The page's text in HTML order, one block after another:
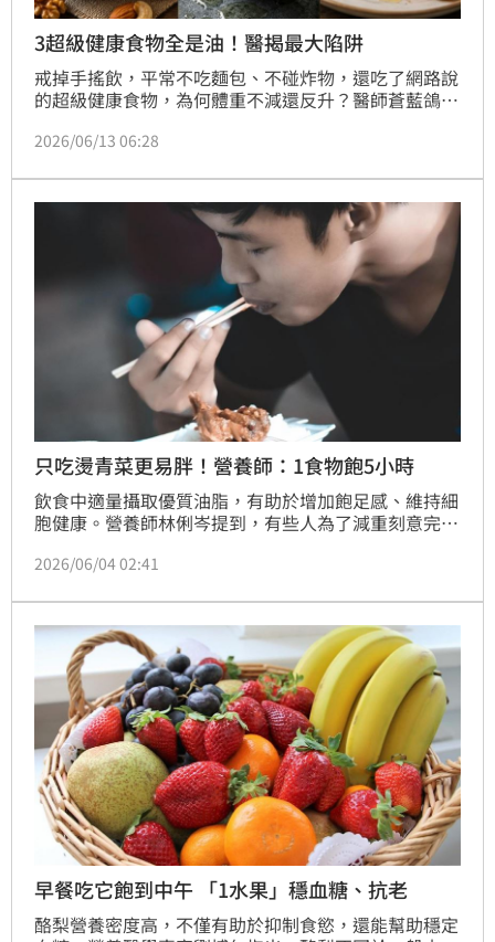
3超級健康食物全是油！醫揭最大陷阱
戒掉手搖飲，平常不吃麵包、不碰炸物，還吃了網路說
的超級健康食物，為何體重不減還反升？醫師蒼藍鴿
為「只要是健康的食物，吃再多也不會胖」，如綜合堅
2026/06/13 06:28
只吃燙青菜更易胖！營養師：1食物飽5小時
飲食中適量攝取優質油脂，有助於增加飽足感、維持細
胞健康。營養師林俐岑提到，有些人為了減重刻意完全
精緻澱粉零食來快速補充能量。她建議，適量補充酪
2026/06/04 02:41
早餐吃它飽到中午 「1水果」穩血糖、抗老
酪梨營養密度高，不僅有助於抑制食慾，還能幫助穩定